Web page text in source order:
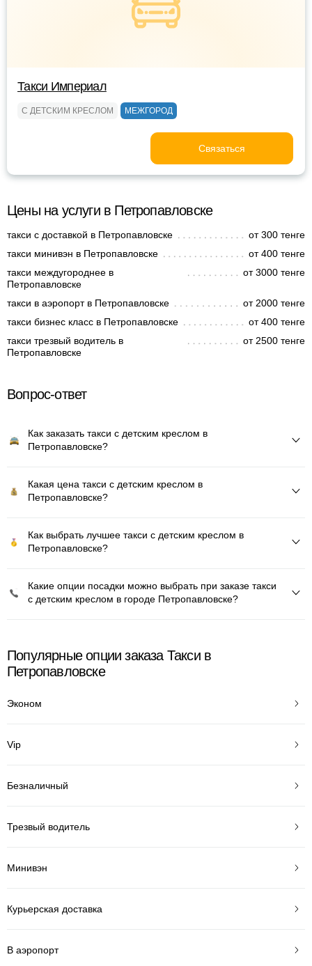
Такси Империал
С ДЕТСКИМ КРЕСЛОМ МЕЖГОРОД
Связаться
Цены на услуги в Петропавловске
такси с доставкой в Петропавловске
от 300 тенге
такси минивэн в Петропавловске
от 400 тенге
такси междугороднее в
Петропавловске
от 3000 тенге
такси в аэропорт в Петропавловске
от 2000 тенге
такси бизнес класс в Петропавловске
от 400 тенге
такси трезвый водитель в
Петропавловске
от 2500 тенге
Вопрос-ответ
Как заказать такси с детским креслом в
Петропавловске?
Какая цена такси с детским креслом в
Петропавловске?
Как выбрать лучшее такси с детским креслом в
Петропавловске?
Какие опции посадки можно выбрать при заказе такси
с детским креслом в городе Петропавловске?
Популярные опции заказа Такси в
Петропавловске
Эконом
Vip
Безналичный
Трезвый водитель
Минивэн
Курьерская доставка
В аэропорт